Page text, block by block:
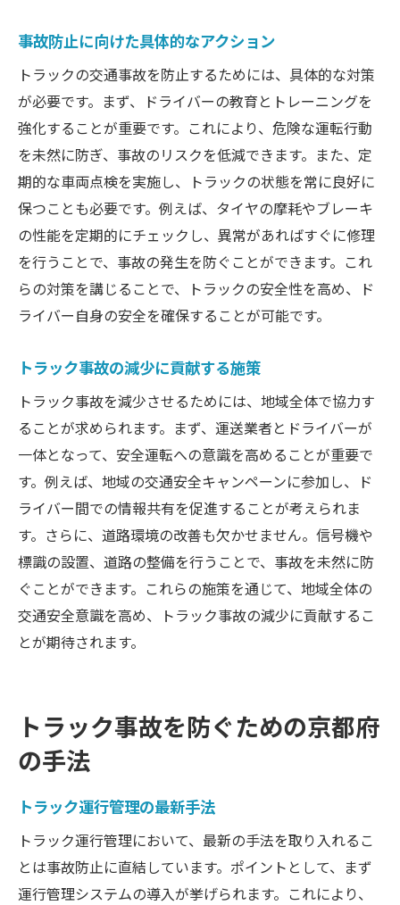
事故防止に向けた具体的なアクション
トラックの交通事故を防止するためには、具体的な対策
が必要です。まず、ドライバーの教育とトレーニングを
強化することが重要です。これにより、危険な運転行動
を未然に防ぎ、事故のリスクを低減できます。また、定
期的な車両点検を実施し、トラックの状態を常に良好に
保つことも必要です。例えば、タイヤの摩耗やブレーキ
の性能を定期的にチェックし、異常があればすぐに修理
を行うことで、事故の発生を防ぐことができます。これ
らの対策を講じることで、トラックの安全性を高め、ド
ライバー自身の安全を確保することが可能です。
トラック事故の減少に貢献する施策
トラック事故を減少させるためには、地域全体で協力す
ることが求められます。まず、運送業者とドライバーが
一体となって、安全運転への意識を高めることが重要で
す。例えば、地域の交通安全キャンペーンに参加し、ド
ライバー間での情報共有を促進することが考えられま
す。さらに、道路環境の改善も欠かせません。信号機や
標識の設置、道路の整備を行うことで、事故を未然に防
ぐことができます。これらの施策を通じて、地域全体の
交通安全意識を高め、トラック事故の減少に貢献するこ
とが期待されます。
トラック事故を防ぐための京都府
の手法
トラック運行管理の最新手法
トラック運行管理において、最新の手法を取り入れるこ
とは事故防止に直結しています。ポイントとして、まず
運行管理システムの導入が挙げられます。これにより、